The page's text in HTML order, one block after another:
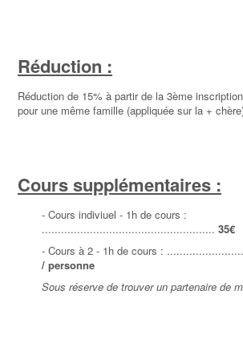
Réduction :
Réduction de 15% à partir de la 3ème
pour une même famille (appliquée sur la +
Cours supplémentaires :
- Cours indiviuel - 1h de cours :
...................................................... 35€
- Cours à 2 - 1h de cours :
/ personne
Sous réserve de trouver un partenaire de